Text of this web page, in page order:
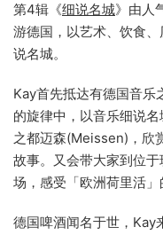
第4辑《细说名城》由人
游德国，以艺术、饮食
说名城。
Kay首先抵达有德国音
的旋律中，以音乐细说
之都迈森(Meissen)，欣
故事。又会带大家到位
场，感受「欧洲荷里活」
德国啤酒闻名于世，Kay